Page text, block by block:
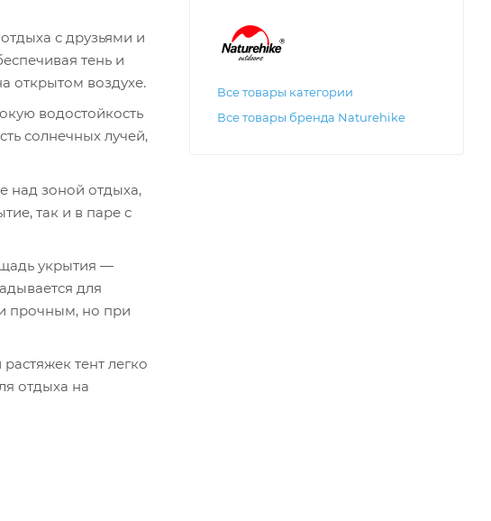
с друзьями и
тень и
открытом воздухе.
водостойкость
солнечных лучей,
над зоной отдыха,
так и в паре с
укрытия —
для
и прочным, но при
тент легко
отдыха на
Все товары категории
Все товары бренда Naturehike